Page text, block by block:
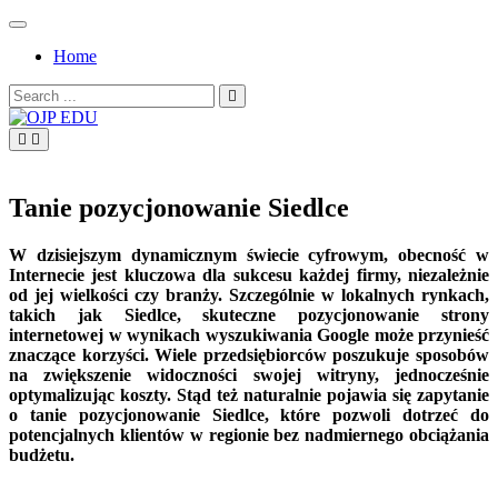
Skip
contentHome
Search
for:
Tanie pozycjonowanie Siedlce
W dzisiejszym dynamicznym świecie cyfrowym, obecność w
Internecie jest kluczowa dla sukcesu każdej firmy, niezależnie
od jej wielkości czy branży. Szczególnie w lokalnych rynkach,
takich jak Siedlce, skuteczne pozycjonowanie strony
internetowej w wynikach wyszukiwania Google może przynieść
znaczące korzyści. Wiele przedsiębiorców poszukuje sposobów
na zwiększenie widoczności swojej witryny, jednocześnie
optymalizując koszty. Stąd też naturalnie pojawia się zapytanie
o tanie pozycjonowanie Siedlce, które pozwoli dotrzeć do
potencjalnych klientów w regionie bez nadmiernego obciążania
budżetu.